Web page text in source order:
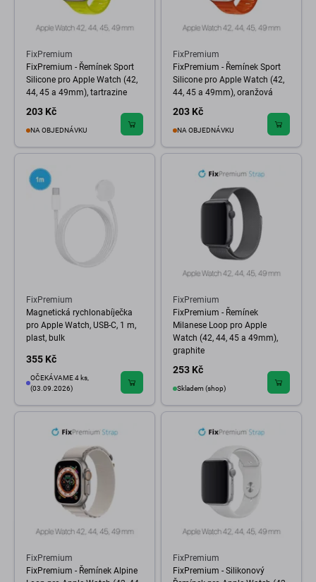
FixPremium
FixPremium - Řemínek Sport
Silicone pro Apple Watch (42,
44, 45 a 49mm), tartrazine
203 Kč
NA OBJEDNÁVKU
FixPremium
FixPremium - Řemínek Sport
Silicone pro Apple Watch (42,
44, 45 a 49mm), oranžová
203 Kč
NA OBJEDNÁVKU
FixPremium
Magnetická rychlonabíječka
pro Apple Watch, USB-C, 1 m,
plast, bulk
355 Kč
OČEKÁVAME 4 ks,
(03.09.2026)
FixPremium
FixPremium - Řemínek
Milanese Loop pro Apple
Watch (42, 44, 45 a 49mm),
graphite
253 Kč
Skladem (shop)
FixPremium
FixPremium - Řemínek Alpine
FixPremium
FixPremium - Silikonový